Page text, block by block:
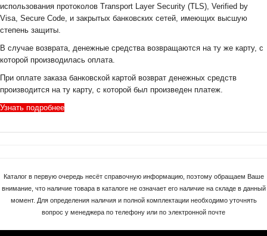
использования протоколов Transport Layer Security (TLS), Verified by
Visa, Secure Code, и закрытых банковских сетей, имеющих высшую
степень защиты.
В случае возврата, денежные средства возвращаются на ту же карту, с
которой производилась оплата.
При оплате заказа банковской картой возврат денежных средств
производится на ту карту, с которой был произведен платеж.
Узнать подробнее
Каталог в первую очередь несёт справочную информацию, поэтому обращаем Ваше
внимание, что наличие товара в каталоге не означает его наличие на складе в данный
момент. Для определения наличия и полной комплектации необходимо уточнять
вопрос у менеджера по телефону или по электронной почте